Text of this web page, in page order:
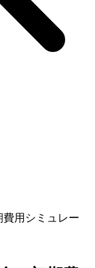
用シミュレー